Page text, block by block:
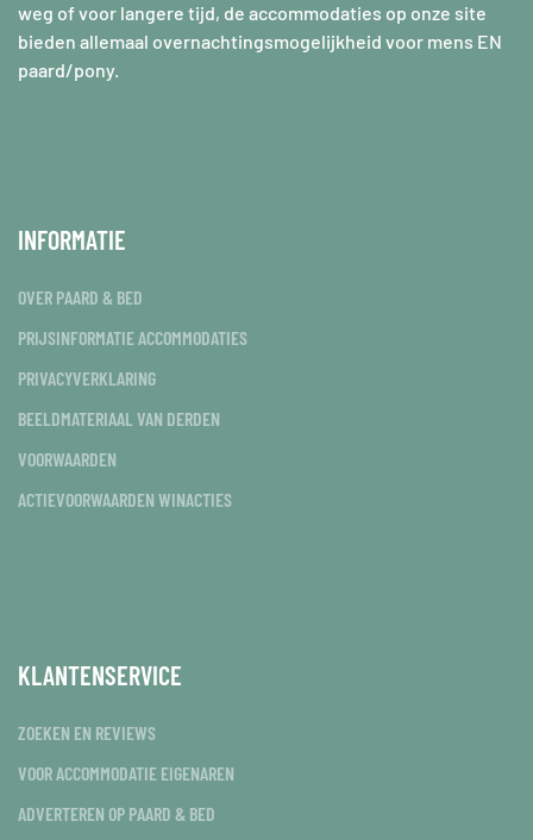
weg of voor langere tijd, de accommodaties op onze site
bieden allemaal overnachtingsmogelijkheid voor mens EN
paard/pony.
INFORMATIE
OVER PAARD & BED
PRIJSINFORMATIE ACCOMMODATIES
PRIVACYVERKLARING
BEELDMATERIAAL VAN DERDEN
VOORWAARDEN
ACTIEVOORWAARDEN WINACTIES
KLANTENSERVICE
ZOEKEN EN REVIEWS
VOOR ACCOMMODATIE EIGENAREN
ADVERTEREN OP PAARD & BED